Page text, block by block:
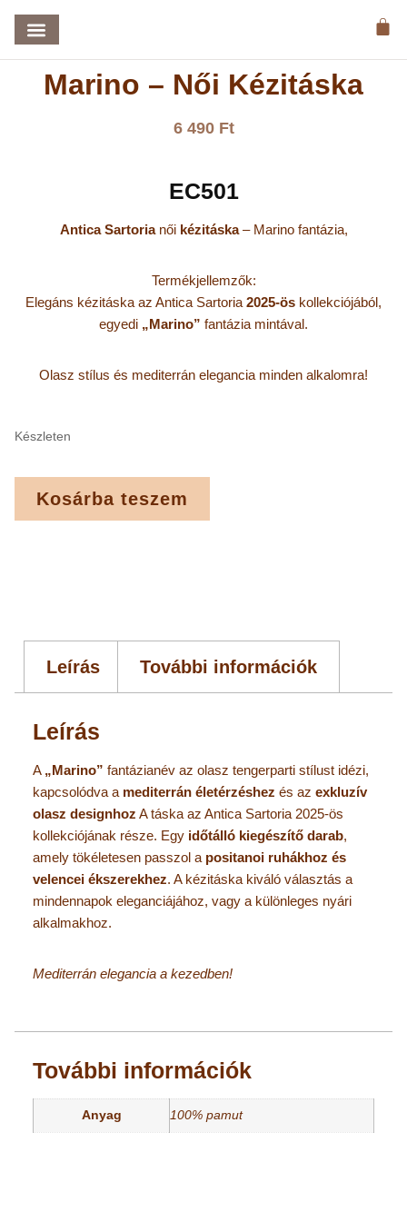
KEZDŐLAP
Marino – Női Kézitáska
6 490 Ft
EC501
Antica Sartorianői kézitáska– Marino fantázia,
Termékjellemzők:
Elegáns kézitáska az Antica Sartoria 2025-ös kollekciójából,
egyedi „Marino” fantázia mintával.
Olasz stílus és mediterrán elegancia minden alkalomra!
Készleten
Kosárba teszem
Leírás További információk
Leírás
A „Marino” fantázianév az olasz tengerparti stílust idézi,
kapcsolódva a mediterrán életérzéshez és az exkluzív
olasz designhoz A táska az Antica Sartoria 2025-ös
kollekciójának része. Egy időtálló kiegészítő darab,
amely tökéletesen passzol a positanoi ruhákhoz és
velencei ékszerekhez. A kézitáska kiváló választás a
mindennapok eleganciájához, vagy a különleges nyári
alkalmakhoz.
Mediterrán elegancia a kezedben!
További információk
Anyag 100% pamut